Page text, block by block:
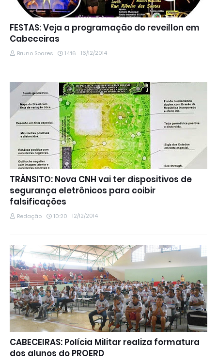
FESTAS: Veja a programação do reveillon em
Cabeceiras
Bruno Soares 14:16 16/12/2014
TRÂNSITO: Nova CNH vai ter dispositivos de
segurança eletrônicos para coibir
falsificações
Redação 10:20 12/12/2014
CABECEIRAS: Polícia Militar realiza formatura
dos alunos do PROERD